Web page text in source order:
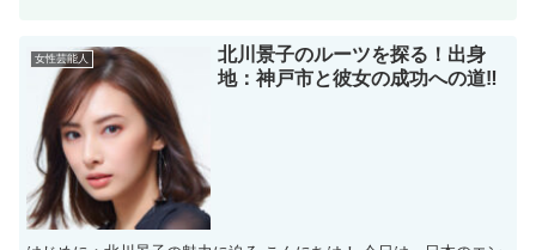
女性芸能人
北川景子のルーツを探る！出身
地：神戸市と彼女の成功への道‼